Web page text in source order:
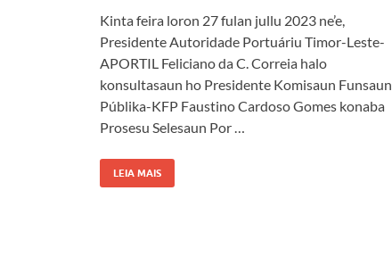
Kinta feira loron 27 fulan jullu 2023 ne’e,
Presidente Autoridade Portuáriu Timor-Leste-
APORTIL Feliciano da C. Correia halo
konsultasaun ho Presidente Komisaun Funsaun
Públika-KFP Faustino Cardoso Gomes konaba
Prosesu Selesaun Por …
LEIA MAIS